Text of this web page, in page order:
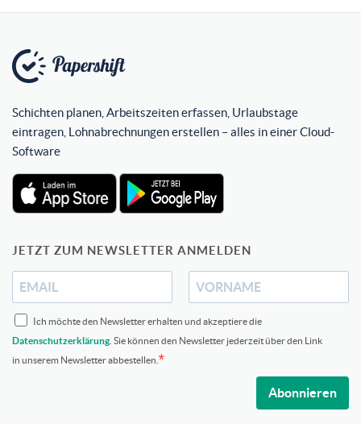
Schichten planen, Arbeitszeiten erfassen, Urlaubstage
eintragen, Lohnabrechnungen erstellen – alles in einer Cloud-
Software
JETZT ZUM NEWSLETTER ANMELDEN
Ich möchte den Newsletter erhalten und akzeptiere die
Datenschutzerklärung . Sie können den Newsletter jederzeit über den Link
in unserem Newsletter abbestellen.
Abonnieren